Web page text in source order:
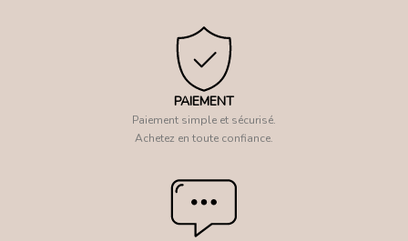
PAIEMENT
Paiement simple et sécurisé.
Achetez en toute confiance.